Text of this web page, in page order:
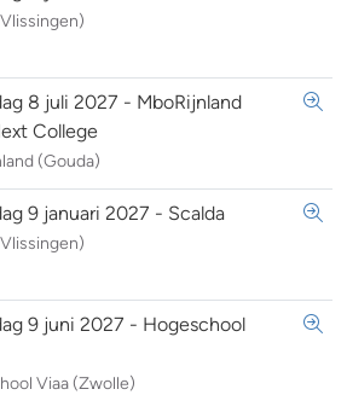
8 juli 2027 - MboRijnland
College
(Gouda)
9 januari 2027 - Scalda
9 juni 2027 - Hogeschool
Viaa (Zwolle)